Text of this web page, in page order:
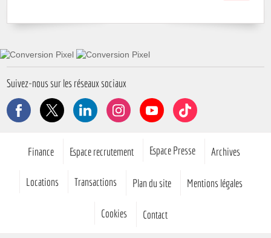
Suivez-nous sur les réseaux sociaux
FacebookX LinkedIn InstagramYouTube TikTok
Finance Espace recrutement Espace Presse Archives
Locations Transactions Plan du site Mentions légales
Cookies Contact